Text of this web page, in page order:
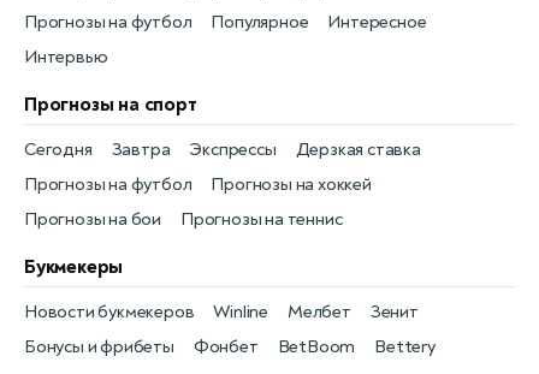
Прогнозы на футбол Популярное Интересное
Интервью
Прогнозы на спорт
Прогнозы на футбол
Сегодня
Прогнозы на хоккей
Завтра
Прогнозы на бои
Экспрессы
Прогнозы на теннис
Дерзкая ставка
Букмекеры
Бонусы и фрибеты
Новости букмекеров
Фонбет
Winline
BetBoom
Мелбет
Bettery
Зенит